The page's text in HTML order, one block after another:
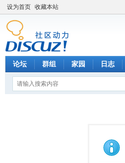
设为首页 收藏本站
论坛 群组 家园 日志